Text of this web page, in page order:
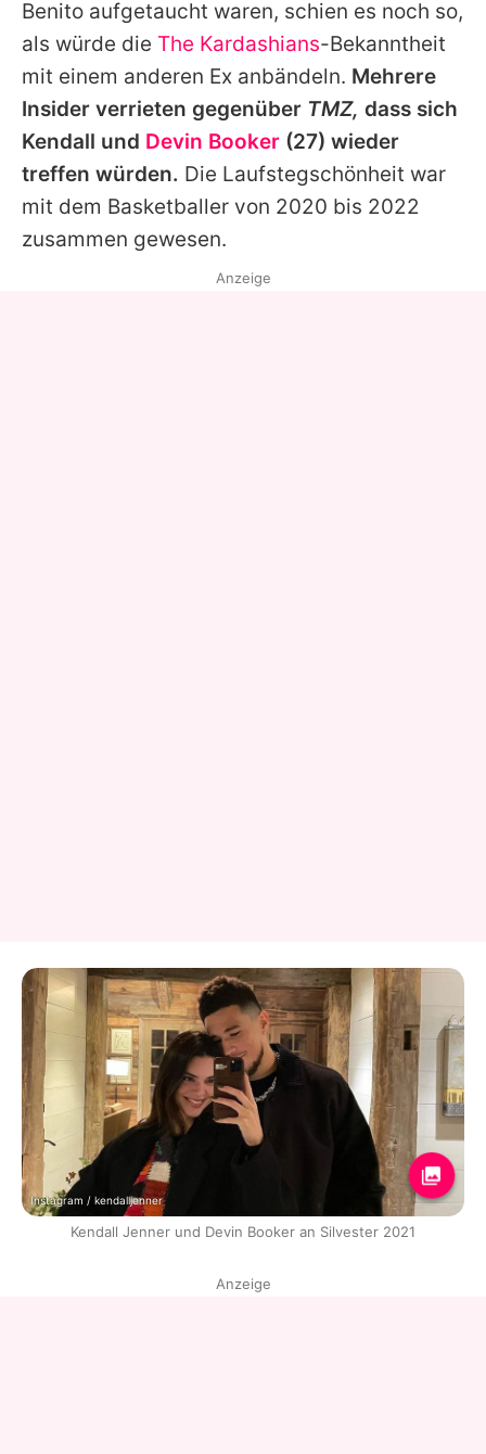
Benito aufgetaucht waren, schien es noch so,
als würde die The Kardashians-Bekanntheit
mit einem anderen Ex anbändeln. Mehrere
Insider verrieten gegenüber TMZ, dass sich
Kendall und Devin Booker (27) wieder
treffen würden. Die Laufstegschönheit war
mit dem Basketballer von 2020 bis 2022
zusammen gewesen.
Anzeige
Instagram / kendalljenner
Kendall Jenner und Devin Booker an Silvester 2021
Anzeige